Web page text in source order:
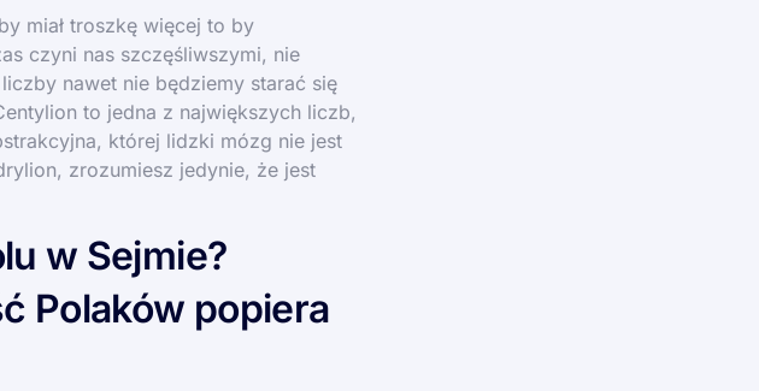
miał troszkę więcej to by
czyni nas szczęśliwszymi, nie
nawet nie będziemy starać się
to jedna z największych liczb,
której lidzki mózg nie jest
zrozumiesz jedynie, że jest
w Sejmie?
Polaków popiera